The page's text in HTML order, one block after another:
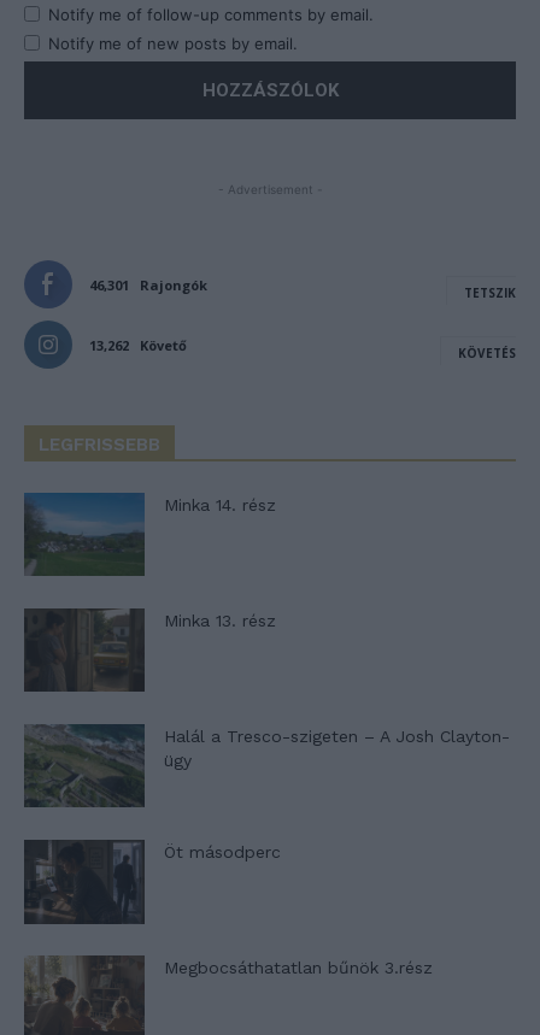
Notify me of follow-up comments by email.
Notify me of new posts by email.
- Advertisement -
46,301 Rajongók TETSZIK
13,262 Követő KÖVETÉS
LEGFRISSEBB
Minka 14. rész
Minka 13. rész
Halál a Tresco-szigeten – A Josh Clayton-
ügy
Öt másodperc
Megbocsáthatatlan bűnök 3.rész